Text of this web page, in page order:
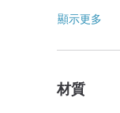
顯示更多
材質